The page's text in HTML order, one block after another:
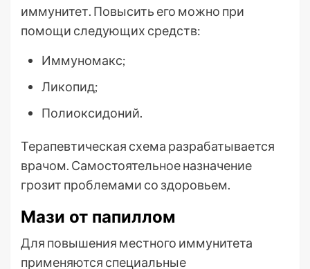
иммунитет. Повысить его можно при
помощи следующих средств:
Иммуномакс;
Ликопид;
Полиоксидоний.
Терапевтическая схема разрабатывается
врачом. Самостоятельное назначение
грозит проблемами со здоровьем.
Мази от папиллом
Для повышения местного иммунитета
применяются специальные